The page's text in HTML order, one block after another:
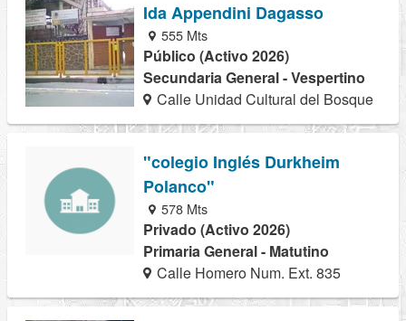
Ida Appendini Dagasso
555 Mts
Público (Activo 2026)
Secundaria General - Vespertino
Calle Unidad Cultural del Bosque
"colegio Inglés Durkheim
Polanco"
578 Mts
Privado (Activo 2026)
Primaria General - Matutino
Calle Homero Num. Ext. 835